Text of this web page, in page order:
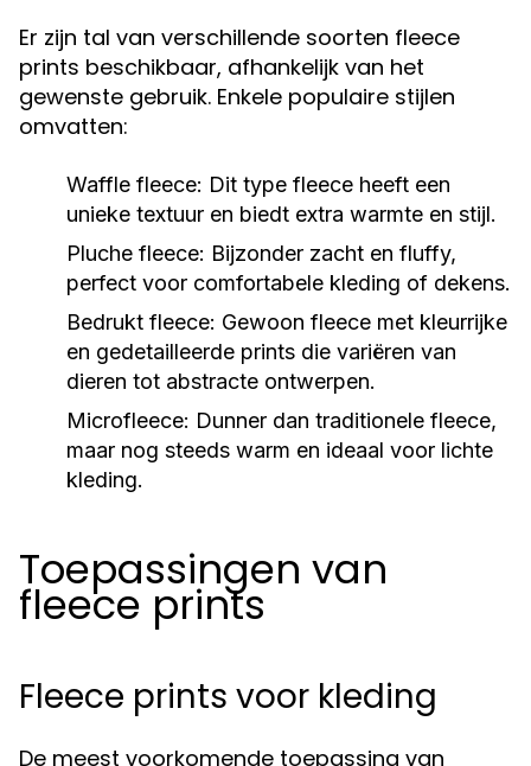
Er zijn tal van verschillende soorten fleece
prints beschikbaar, afhankelijk van het
gewenste gebruik. Enkele populaire stijlen
omvatten:
Waffle fleece: Dit type fleece heeft een
unieke textuur en biedt extra warmte en stijl.
Pluche fleece: Bijzonder zacht en fluffy,
perfect voor comfortabele kleding of dekens.
Bedrukt fleece: Gewoon fleece met kleurrijke
en gedetailleerde prints die variëren van
dieren tot abstracte ontwerpen.
Microfleece: Dunner dan traditionele fleece,
maar nog steeds warm en ideaal voor lichte
kleding.
Toepassingen van
fleece prints
Fleece prints voor kleding
De meest voorkomende toepassing van